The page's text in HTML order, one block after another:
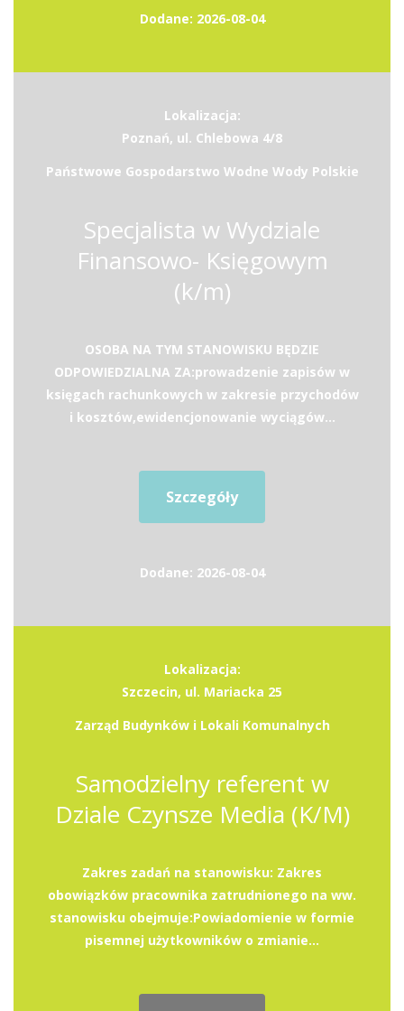
Dodane: 2026-08-04
Lokalizacja:
Poznań, ul. Chlebowa 4/8
Państwowe Gospodarstwo Wodne Wody Polskie
Specjalista w Wydziale
Finansowo- Księgowym
(k/m)
OSOBA NA TYM STANOWISKU BĘDZIE
ODPOWIEDZIALNA ZA:prowadzenie zapisów w
księgach rachunkowych w zakresie przychodów
i kosztów,ewidencjonowanie wyciągów...
Szczegóły
Dodane: 2026-08-04
Lokalizacja:
Szczecin, ul. Mariacka 25
Zarząd Budynków i Lokali Komunalnych
Samodzielny referent w
Dziale Czynsze Media (K/M)
Zakres zadań na stanowisku: Zakres
obowiązków pracownika zatrudnionego na ww.
stanowisku obejmuje:Powiadomienie w formie
pisemnej użytkowników o zmianie...